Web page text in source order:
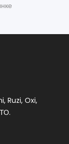
Ruzi, Oxi,